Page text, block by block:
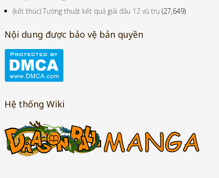
(kết thúc) Tường thuật kết quả giải đấu 12 vũ trụ (27,649)
Nội dung được bảo vệ bản quyền
Hệ thống Wiki